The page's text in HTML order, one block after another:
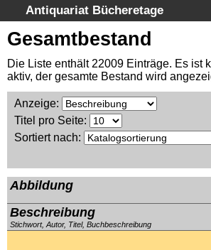
Antiquariat Bücheretage
Suche
Kategorien
Warenkorb
Ihr Warenkorb enthält 0 Artikel im
Gesamtbestand
Die Liste enthält 22009 Einträge. Es ist
aktiv, der gesamte Bestand wird
Anzeige:
Titel pro Seite:
Sortiert nach:
Abbildung
Beschreibung
Stichwort, Autor, Titel, Buchbeschreibung